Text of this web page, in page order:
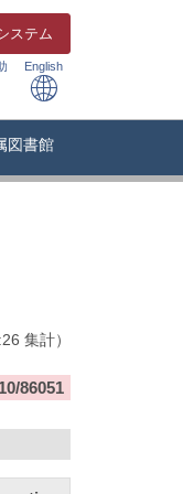
ステム
English
図書館
集計）
86051